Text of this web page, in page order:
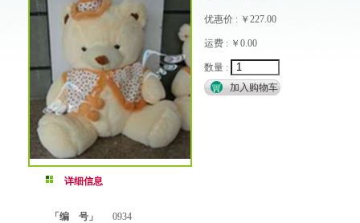
优惠价 : ￥227.00
运费 : ￥0.00
数量 :
详细信息
「编 号」
0934